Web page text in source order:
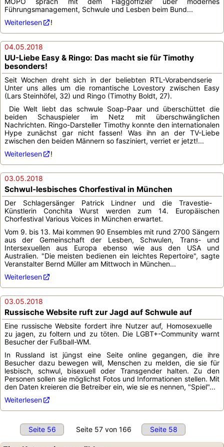
Führungsmanagement, Schwule und Lesben beim Bund...
Weiterlesen
!
04.05.2018
UU-Liebe Easy & Ringo: Das macht sie für Timothy
besonders!
Seit Wochen dreht sich in der beliebten RTL-Vorabendserie
Unter uns alles um die romantische Lovestory zwischen Easy
(Lars Steinhöfel, 32) und Ringo (Timothy Boldt, 27).
Die Welt liebt das schwule Soap-Paar und überschüttet die
beiden Schauspieler im Netz mit überschwänglichen
Nachrichten. Ringo-Darsteller Timothy konnte den internationalen
Hype zunächst gar nicht fassen! Was ihn an der TV-Liebe
zwischen den beiden Männern so fasziniert, verriet er jetzt!...
Weiterlesen
!
03.05.2018
Schwul-lesbisches Chorfestival in München
Der Schlagersänger Patrick Lindner und die Travestie-
Künstlerin Conchita Wurst werden zum 14. Europäischen
Chorfestival Various Voices in München erwartet.
Vom 9. bis 13. Mai kommen 90 Ensembles mit rund 2700 Sängern
aus der Gemeinschaft der Lesben, Schwulen, Trans- und
Intersexuellen aus Europa ebenso wie aus den USA und
Australien. "Die meisten bedienen ein leichtes Repertoire", sagte
Veranstalter Bernd Müller am Mittwoch in München...
Weiterlesen
03.05.2018
Russische Website ruft zur Jagd auf Schwule auf
Eine russische Website fordert ihre Nutzer auf, Homosexuelle
zu jagen, zu foltern und zu töten. Die LGBT+-Community warnt
Besucher der Fußball-WM.
In Russland ist jüngst eine Seite online gegangen, die ihre
Besucher dazu bewegen will, Menschen zu melden, die sie für
lesbisch, schwul, bisexuell oder Transgender halten. Zu den
Personen sollen sie möglichst Fotos und Informationen stellen. Mit
den Daten kreieren die Betreiber ein, wie sie es nennen, "Spiel"...
Weiterlesen
Seite 56 Seite 57 von 166 Seite 58